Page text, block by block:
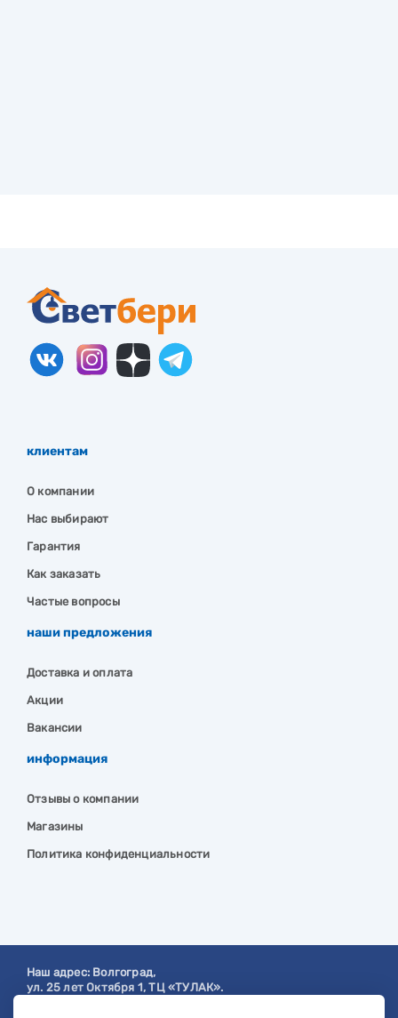
клиентам
О компании
Нас выбирают
Гарантия
Как заказать
Частые вопросы
наши предложения
Доставка и оплата
Акции
Вакансии
информация
Отзывы о компании
Магазины
Политика конфиденциальности
Наш адрес: Волгоград,
ул. 25 лет Октября 1, ТЦ «ТУЛАК».